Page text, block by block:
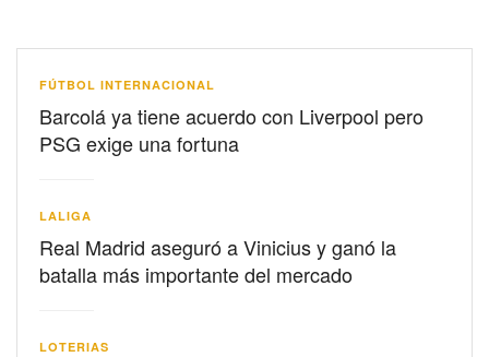
FÚTBOL INTERNACIONAL
Barcolá ya tiene acuerdo con Liverpool pero
PSG exige una fortuna
LALIGA
Real Madrid aseguró a Vinicius y ganó la
batalla más importante del mercado
LOTERIAS